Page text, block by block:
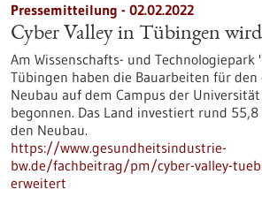
Pressemitteilung - 02.02.2022
Cyber Valley in Tübingen
Am Wissenschafts- und Technologiepark
Tübingen haben die Bauarbeiten für den
Neubau auf dem Campus der
begonnen. Das Land investiert rund
den Neubau.
https://www.gesundheitsindustrie-
bw.de/fachbeitrag/pm/cyber-valley-
erweitert